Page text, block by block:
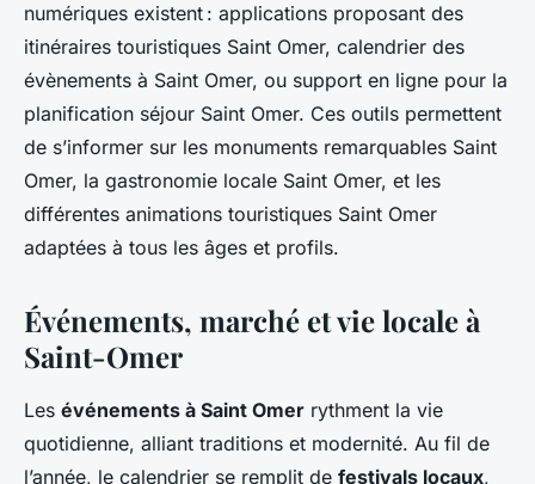
numériques existent : applications proposant des
itinéraires touristiques Saint Omer, calendrier des
évènements à Saint Omer, ou support en ligne pour la
planification séjour Saint Omer. Ces outils permettent
de s’informer sur les monuments remarquables Saint
Omer, la gastronomie locale Saint Omer, et les
différentes animations touristiques Saint Omer
adaptées à tous les âges et profils.
Événements, marché et vie locale à
Saint-Omer
Les événements à Saint Omer rythment la vie
quotidienne, alliant traditions et modernité. Au fil de
l’année, le calendrier se remplit de festivals locaux,